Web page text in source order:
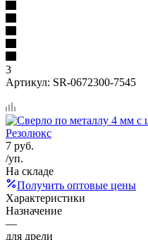
3
Артикул: SR-0672300-7545
7 руб.
/уп.
На складе
Получить оптовые цены
Характеристики
Назначение
—
для дрели